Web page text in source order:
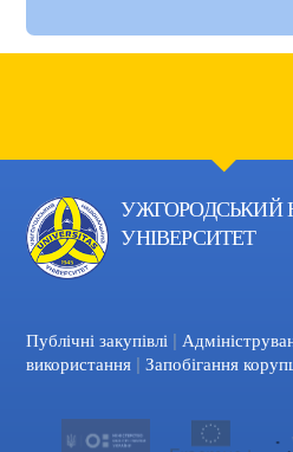
УЖГОРОДСЬКИЙ
УНІВЕРСИТЕТ
Публічні закупівлі |
використання | Запобігання